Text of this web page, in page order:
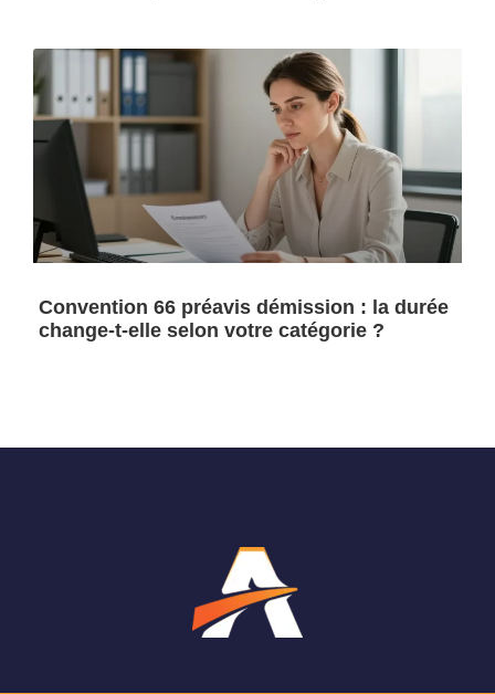
Convention 66 préavis démission : la durée
change-t-elle selon votre catégorie ?